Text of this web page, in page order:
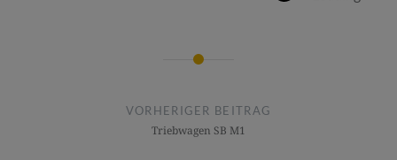
Beitragsnavigation
VORHERIGER BEITRAG
Triebwagen SB M1